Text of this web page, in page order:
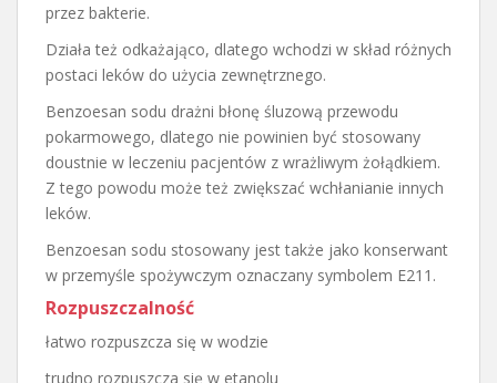
przez bakterie.
Działa też odkażająco, dlatego wchodzi w skład różnych
postaci leków do użycia zewnętrznego.
Benzoesan sodu drażni błonę śluzową przewodu
pokarmowego, dlatego nie powinien być stosowany
doustnie w leczeniu pacjentów z wrażliwym żołądkiem.
Z tego powodu może też zwiększać wchłanianie innych
leków.
Benzoesan sodu stosowany jest także jako konserwant
w przemyśle spożywczym oznaczany symbolem E211.
Rozpuszczalność
łatwo rozpuszcza się w wodzie
trudno rozpuszcza się w etanolu